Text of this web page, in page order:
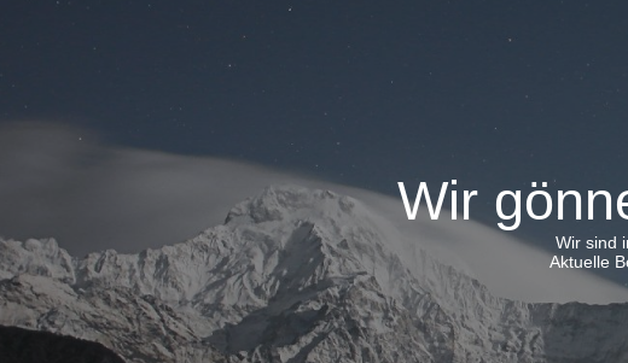
Wir
Wir sind
Aktuelle